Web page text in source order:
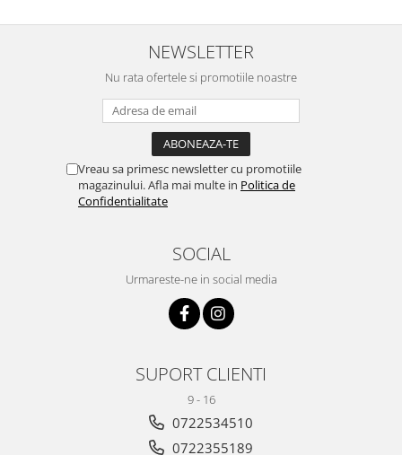
culoare)
NEWSLETTER
Nu rata ofertele si promotiile noastre
Vreau sa primesc newsletter cu promotiile
magazinului. Afla mai multe in Politica de
Confidentialitate
SOCIAL
Urmareste-ne in social media
SUPORT CLIENTI
9 - 16
0722534510
0722355189